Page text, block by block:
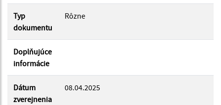
Typ
dokumentu
Rôzne
Doplňujúce
informácie
Dátum
zverejnenia
08.04.2025